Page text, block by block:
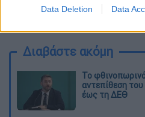
Data Deletion Data
Διαβάστε ακόμη
Το
αντεπίθεση
έως τη ΔΕΘ